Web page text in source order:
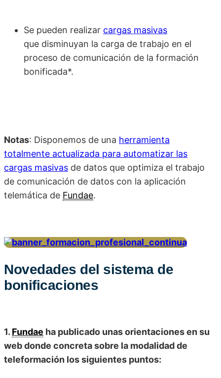
Se pueden realizar cargas masivas
que disminuyan la carga de trabajo en el
proceso de comunicación de la formación
bonificada*.
Notas: Disponemos de una herramienta
totalmente actualizada para automatizar las
cargas masivas de datos que optimiza el trabajo
de comunicación de datos con la aplicación
telemática de Fundae.
Novedades del sistema de
bonificaciones
1. Fundae ha publicado unas orientaciones en su
web donde concreta sobre la modalidad de
teleformación los siguientes puntos: